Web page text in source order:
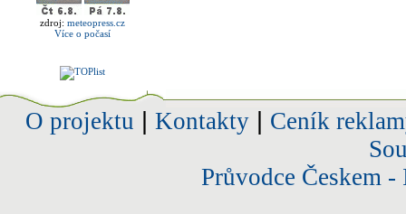
zdroj: meteopress.cz
Více o počasí
O projektu Kontakty| Ceník
Průvodce Českem